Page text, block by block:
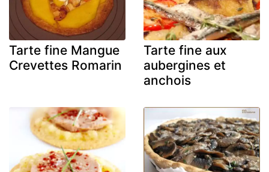
Tarte fine Mangue
Crevettes Romarin
Tarte fine aux
aubergines et
anchois